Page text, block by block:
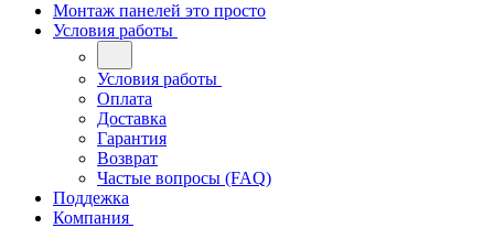
Монтаж панелей это просто
Условия работы
Условия работы
Оплата
Доставка
Гарантия
Возврат
Частые вопросы (FAQ)
Поддежка
Компания